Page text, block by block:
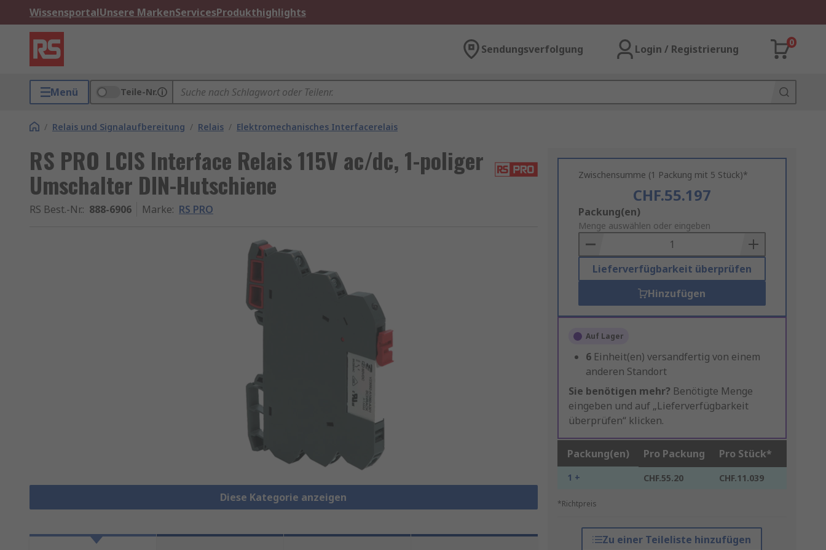
WissensportalUnsere MarkenServicesProdukthighlights
Sendungsverfolgung Login / Registrierung
0
Menü Teile-Nr.
/ Relais und Signalaufbereitung / Relais / Elektromechanisches Interfacerelais
RS PRO LCIS Interface Relais 115V ac/dc, 1-poliger
Umschalter DIN-Hutschiene
RS Best.-Nr.: 888-6906 Marke: RS PRO
Diese Kategorie anzeigen
Zwischensumme (1 Packung mit 5 Stück)*
CHF.55.197
Add
to
Basket
Packung(en)
Menge auswählen oder eingeben
Lieferverfügbarkeit überprüfen
Hinzufügen
Auf Lager
6 Einheit(en) versandfertig von einem
anderen Standort
Sie benötigen mehr? Benötigte Menge
eingeben und auf „Lieferverfügbarkeit
überprüfen“ klicken.
Packung(en) Pro Packung Pro Stück*
1 + CHF.55.20 CHF.11.039
*Richtpreis
Zu einer Teileliste hinzufügen